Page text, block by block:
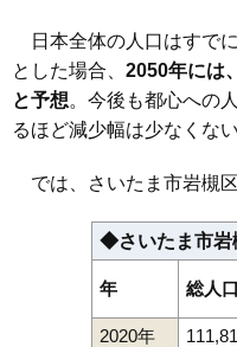
日本全体の人口はすで
とした場合、 2050年には
と予想。今後も都心への
るほど減少幅は少なくない
では、さいたま市岩槻
◆さいたま市岩
年 総人口
2020年